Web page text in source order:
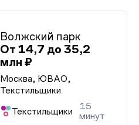
Волжский парк
От 14,7 до 35,2
млн ₽
Москва, ЮВАО,
Текстильщики
Текстильщики
15
минут